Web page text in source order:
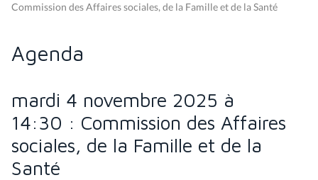
Commission des Affaires sociales, de la Famille et de la Santé
Agenda
mardi 4 novembre 2025 à
14:30 : Commission des Affaires
sociales, de la Famille et de la
Santé